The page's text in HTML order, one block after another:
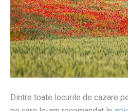
Dintre toate locurile de cazare